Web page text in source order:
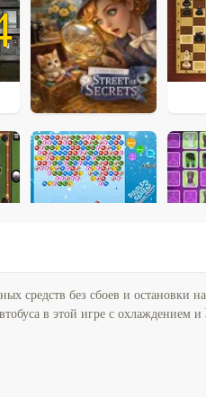
средств без сбоев и остановки
в этой игре с охлаждением